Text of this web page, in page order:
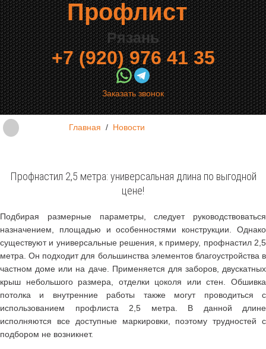
Профлист
Рязань
+7 (920) 976 41 35
Заказать звонок
Главная / Новости
Профнастил 2,5 метра: универсальная длина по выгодной
цене!
Подбирая размерные параметры, следует руководствоваться
назначением, площадью и особенностями конструкции. Однако
существуют и универсальные решения, к примеру, профнастил 2,5
метра. Он подходит для большинства элементов благоустройства в
частном доме или на даче. Применяется для заборов, двускатных
крыш небольшого размера, отделки цоколя или стен. Обшивка
потолка и внутренние работы также могут проводиться с
использованием профлиста 2,5 метра. В данной длине
исполняются все доступные маркировки, поэтому трудностей с
подбором не возникнет.